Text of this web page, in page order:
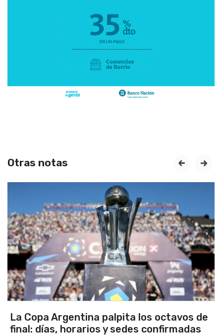
Otras notas
Los seleccionados Sub 15 y Sub 13 de
Tandil ganaron en el debut
prev next